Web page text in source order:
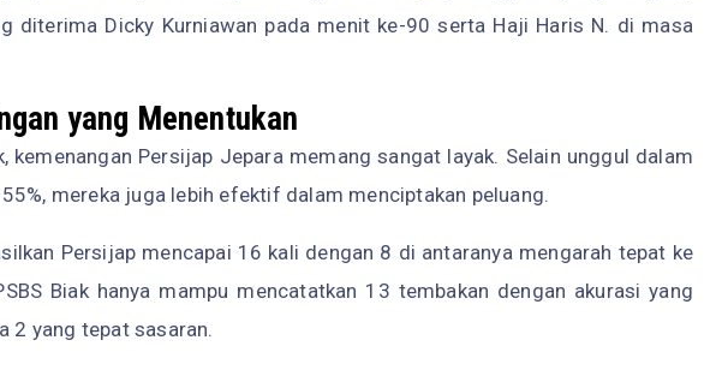
diterima Dicky Kurniawan pada menit ke-90 serta Haji Haris N. di masa
yang Menentukan
Persijap Jepara memang sangat layak. Selain unggul dalam
mereka juga lebih efektif dalam menciptakan peluang.
Persijap mencapai 16 kali dengan 8 di antaranya mengarah tepat ke
Biak hanya mampu mencatatkan 13 tembakan dengan akurasi yang
2 yang tepat sasaran.